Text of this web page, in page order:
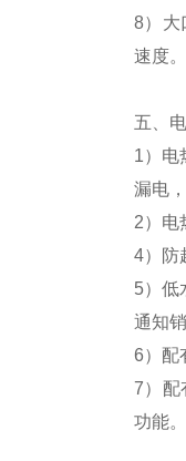
8）大
速度。
五、
1）电
漏电
2）电
4）防
5）低
通知
6）配
7）配
功能。